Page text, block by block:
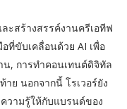
ะสร้างสรรค์งานครีเอทีฟ
ที่ขับเคลื่อนด้วย AI เพื่อ
, การทำคอนเทนต์ดิจิทัล
ย นอกจากนี้ โรเวอร์ยัง
วามรู้ให้กับแบรนด์ของ